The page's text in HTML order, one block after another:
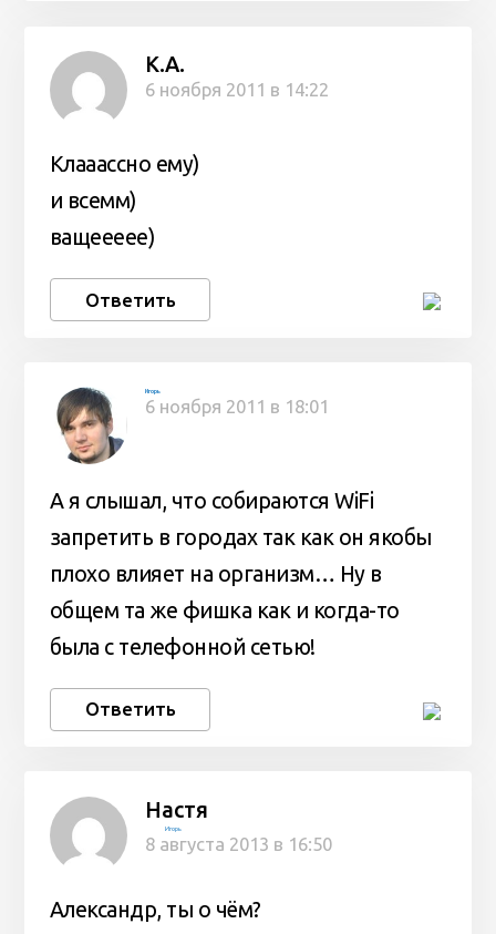
K.A.
6 ноября 2011 в 14:22
Клааассно ему)
и всемм)
ващеееее)
Ответить
Игорь
6 ноября 2011 в 18:01
А я слышал, что собираются WiFi
запретить в городах так как он якобы
плохо влияет на организм… Ну в
общем та же фишка как и когда-то
была с телефонной сетью!
Ответить
Настя
Игорь
8 августа 2013 в 16:50
Александр, ты о чём?